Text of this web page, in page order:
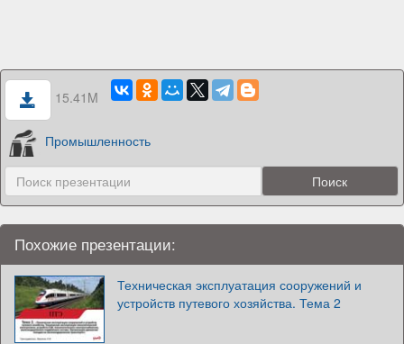
15.41M
Промышленность
Похожие презентации:
Техническая эксплуатация сооружений и
устройств путевого хозяйства. Тема 2